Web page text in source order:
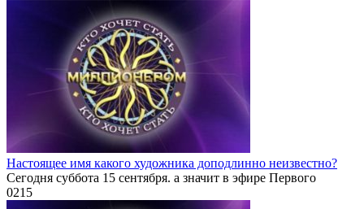
Настоящее имя какого художника доподлинно неизвестно?
Сегодня суббота 15 сентября. а значит в эфире Первого
0215